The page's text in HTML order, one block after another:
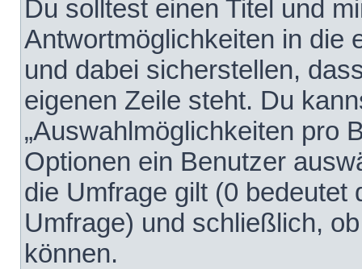
Du solltest einen Titel und
Antwortmöglichkeiten in die
und dabei sicherstellen,
eigenen Zeile steht. Du
„Auswahlmöglichkeiten pro
Optionen ein Benutzer
die Umfrage gilt (0 bedeutet
Umfrage) und schließlich,
können.